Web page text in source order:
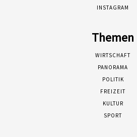
INSTAGRAM
Themen
WIRTSCHAFT
PANORAMA
POLITIK
FREIZEIT
KULTUR
SPORT